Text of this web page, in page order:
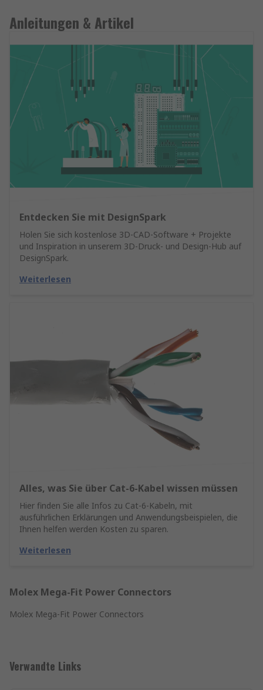
Anleitungen & Artikel
Entdecken Sie mit DesignSpark
Holen Sie sich kostenlose 3D-CAD-Software + Projekte
und Inspiration in unserem 3D-Druck- und Design-Hub auf
DesignSpark.
Weiterlesen
Alles, was Sie über Cat-6-Kabel wissen müssen
Hier finden Sie alle Infos zu Cat-6-Kabeln, mit
ausführlichen Erklärungen und Anwendungsbeispielen, die
Ihnen helfen werden Kosten zu sparen.
Weiterlesen
Molex Mega-Fit Power Connectors
Molex Mega-Fit Power Connectors
Verwandte Links